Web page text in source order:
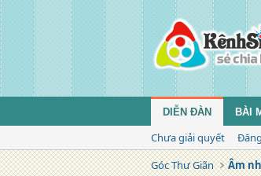
DIỄN ĐÀN BÀI
Chưa giải quyết
Góc Thư Giãn
Âm